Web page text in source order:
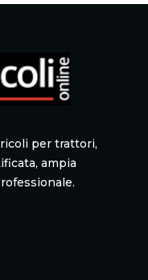
per trattori,
ampia